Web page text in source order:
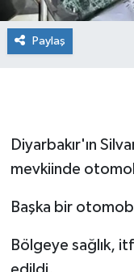
Paylaş
Diyarbakır'ın
mevkiinde
Başka bir
Bölgeye sağlık,